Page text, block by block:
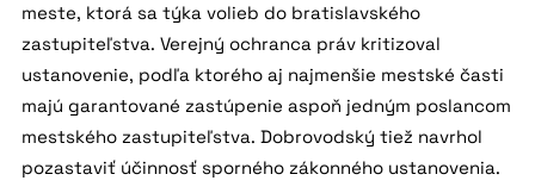
meste, ktorá sa týka volieb do bratislavského
zastupiteľstva. Verejný ochranca práv kritizoval
ustanovenie, podľa ktorého aj najmenšie mestské časti
majú garantované zastúpenie aspoň jedným poslancom
mestského zastupiteľstva. Dobrovodský tiež navrhol
pozastaviť účinnosť sporného zákonného ustanovenia.